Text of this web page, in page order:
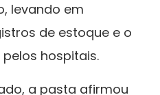
levando em
de estoque e o
hospitais.
a pasta afirmou